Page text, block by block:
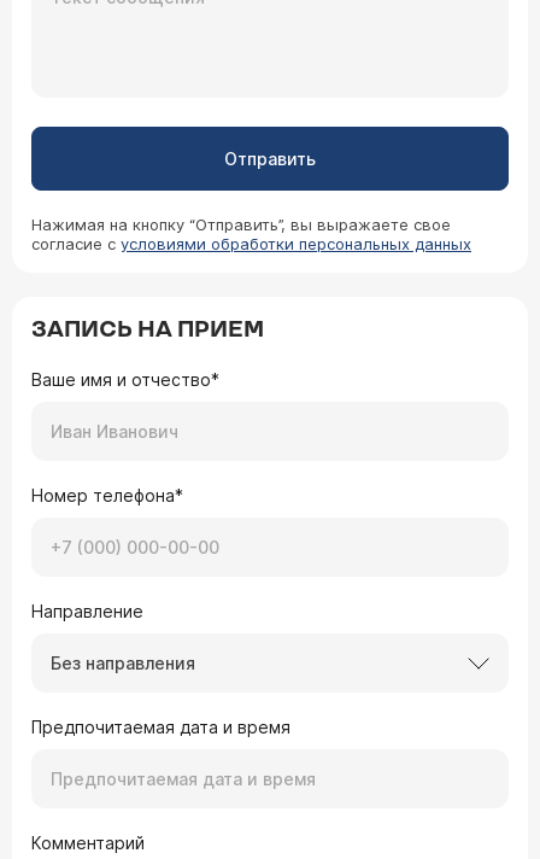
Отправить
Нажимая на кнопку “Отправить”, вы выражаете свое
согласие с условиями обработки персональных данных
ЗАПИСЬ НА ПРИЕМ
Ваше имя и отчество*
Номер телефона*
Направление
Без направления
Предпочитаемая дата и время
Комментарий